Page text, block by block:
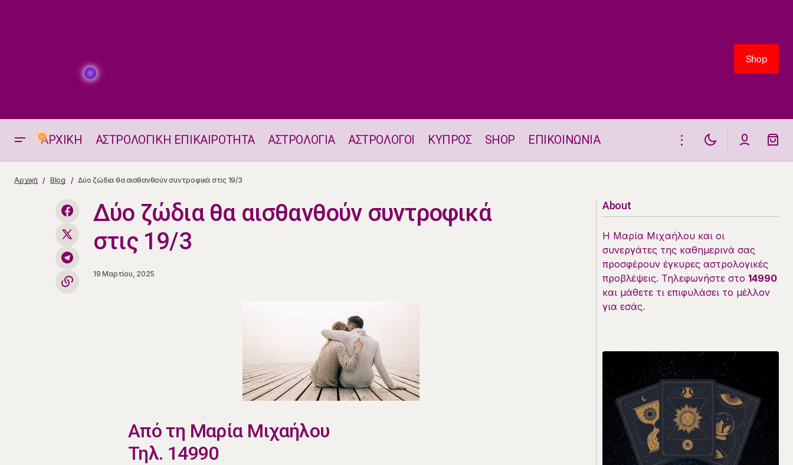
Shop
Shop
ΑΡΧΙΚΗ ΑΣΤΡΟΛΟΓΙΚΗ ΕΠΙΚΑΙΡΟΤΗΤΑ ΑΣΤΡΟΛΟΓΙΑ ΑΣΤΡΟΛΟΓΟΙ ΚΥΠΡΟΣ SHOP ΕΠΙΚΟΙΝΩΝΙΑ
Η ΘΕΣΗ ΚΑΙ ΟΙ ΗΜΕΡΗΣΙΕΣ ΟΨΕΙΣ
ΤΗΣ ΣΕΛΗΝΗ 19.3.2025
Αρχική Blog Δύο ζώδια θα αισθανθούν συντροφικά στις 19/3
Δύο ζώδια θα αισθανθούν συντροφικά
στις 19/3
19 Μαρτίου, 2025
Από τη Μαρία Μιχαήλου
Τηλ. 14990
About
Η Μαρία Μιχαήλου και οι
συνεργάτες της καθημερινά σας
προσφέρουν έγκυρες αστρολογικές
προβλέψεις. Τηλεφωνήστε στο 14990
και μάθετε τι επιφυλάσει το μέλλον
για εσάς.